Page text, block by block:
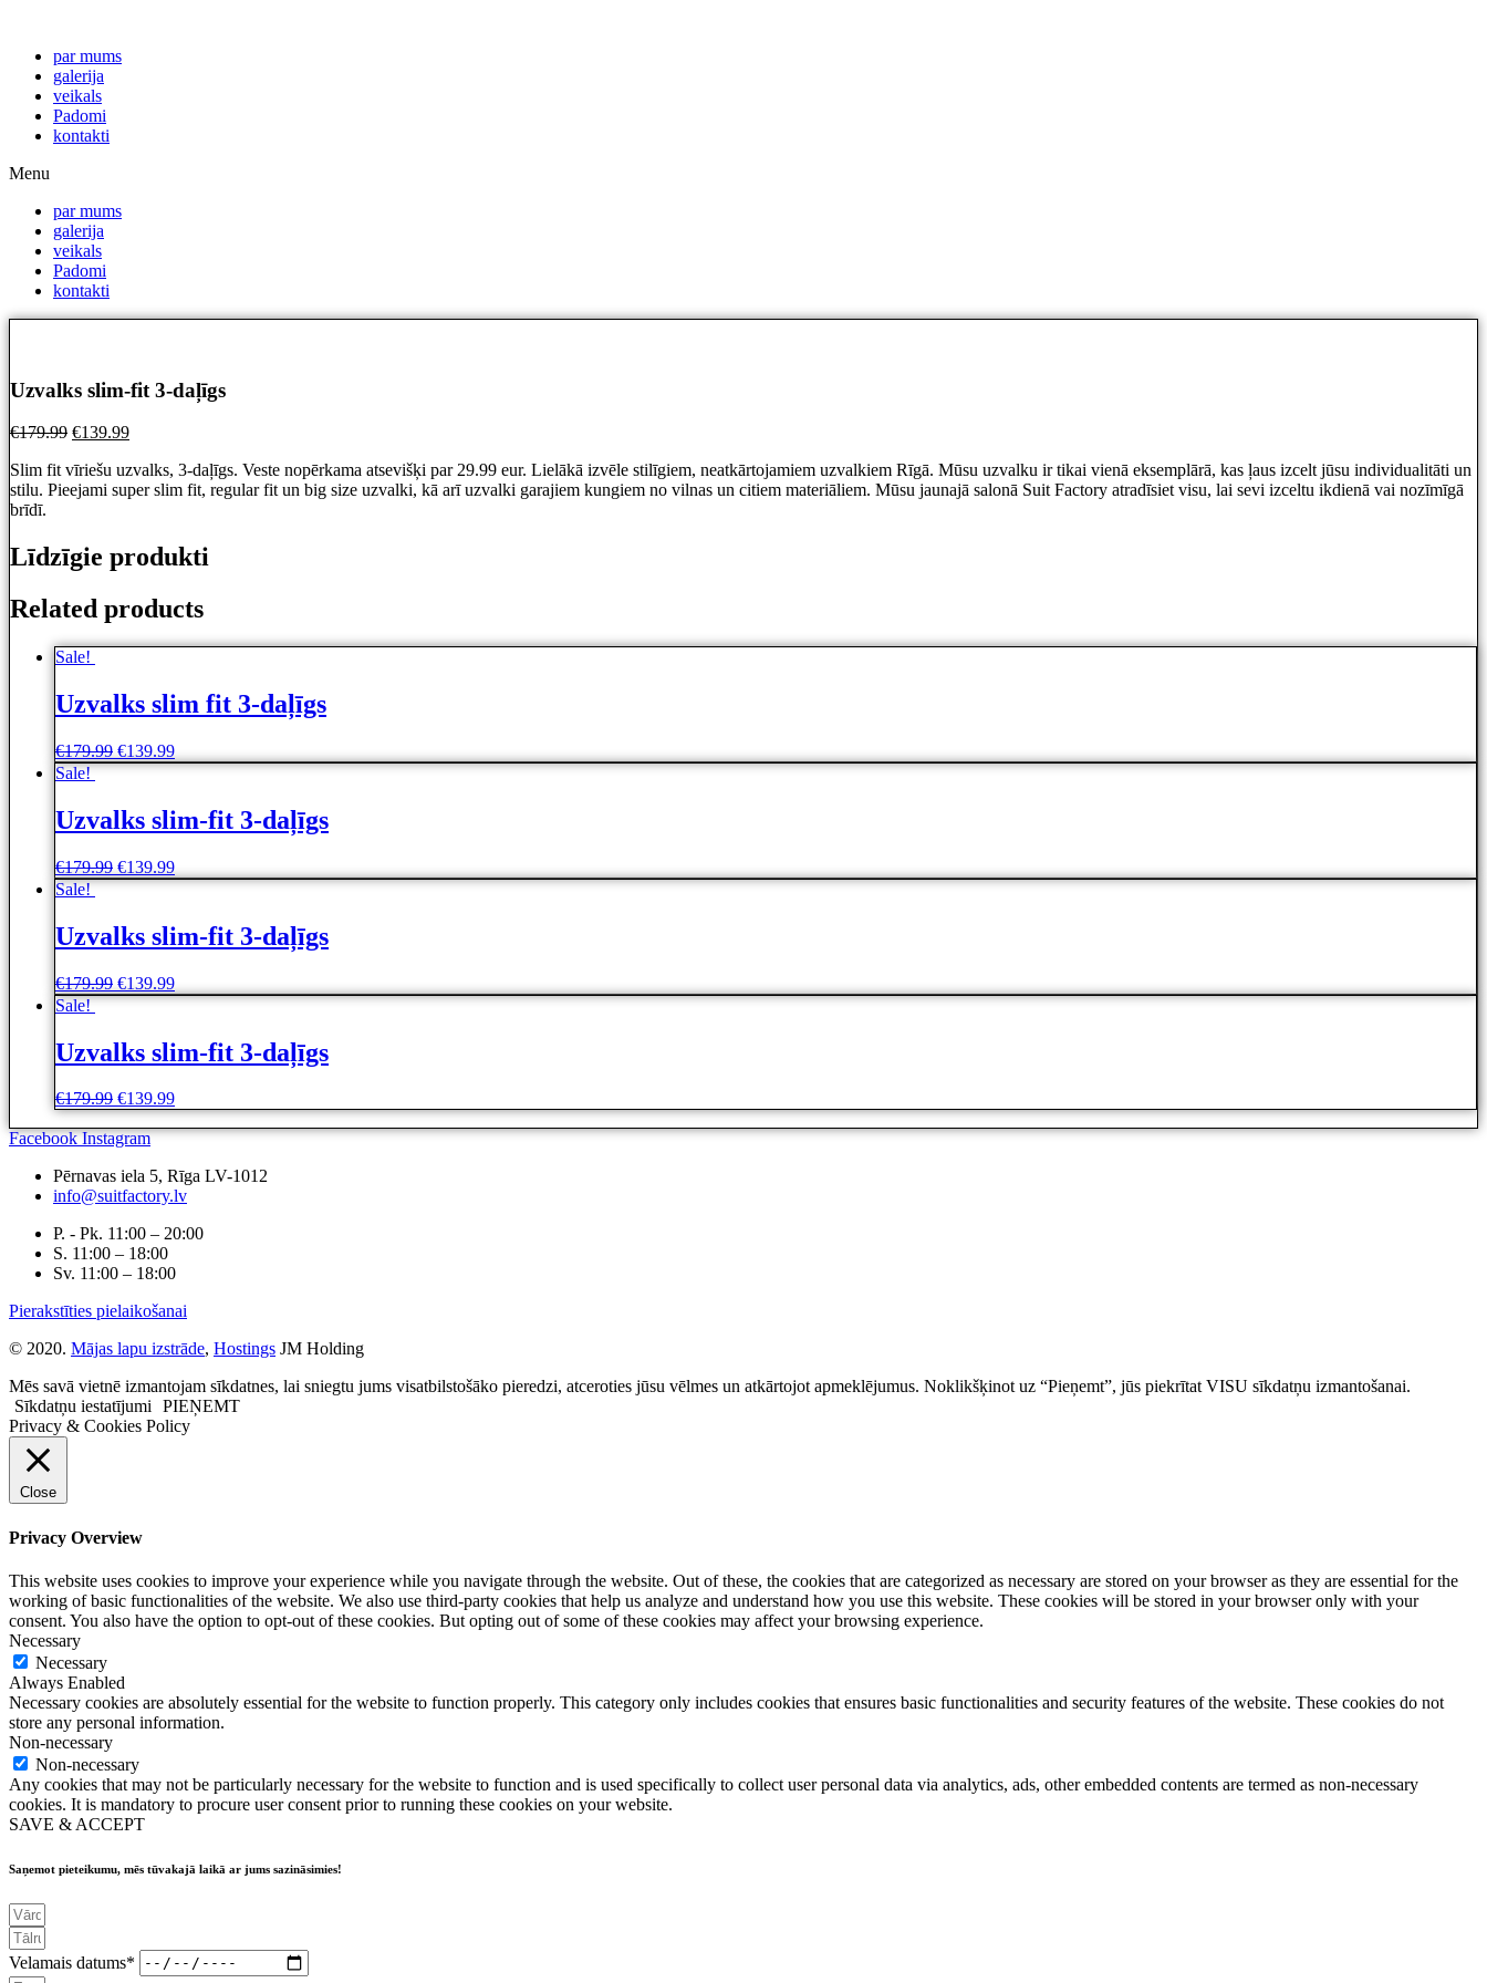
par mums
galerija
veikals
Padomi
kontakti
Menu
par mums
galerija
veikals
Padomi
kontakti
Uzvalks slim-fit 3-daļīgs
€179.99 €139.99
Slim fit vīriešu uzvalks, 3-daļīgs. Veste nopērkama atsevišķi par 29.99 eur. Lielākā izvēle stilīgiem, neatkārtojamiem uzvalkiem Rīgā. Mūsu uzvalku ir tikai vienā eksemplārā, kas ļaus izcelt jūsu individualitāti un
stilu. Pieejami super slim fit, regular fit un big size uzvalki, kā arī uzvalki garajiem kungiem no vilnas un citiem materiāliem. Mūsu jaunajā salonā Suit Factory atradīsiet visu, lai sevi izceltu ikdienā vai nozīmīgā
brīdī.
Līdzīgie produkti
Related products
Sale!
Uzvalks slim fit 3-daļīgs
€179.99 €139.99
Sale!
Uzvalks slim-fit 3-daļīgs
€179.99 €139.99
Sale!
Uzvalks slim-fit 3-daļīgs
€179.99 €139.99
Sale!
Uzvalks slim-fit 3-daļīgs
€179.99 €139.99
Facebook Instagram
Pērnavas iela 5, Rīga LV-1012
info@suitfactory.lv
P. - Pk. 11:00 – 20:00
S. 11:00 – 18:00
Sv. 11:00 – 18:00
Pierakstīties pielaikošanai
© 2020. Mājas lapu izstrāde, Hostings JM Holding
Mēs savā vietnē izmantojam sīkdatnes, lai sniegtu jums visatbilstošāko pieredzi, atceroties jūsu vēlmes un atkārtojot apmeklējumus. Noklikšķinot uz “Pieņemt”, jūs piekrītat VISU sīkdatņu izmantošanai.
Sīkdatņu iestatījumi PIEŅEMT
Privacy & Cookies Policy
Close
Privacy Overview
This website uses cookies to improve your experience while you navigate through the website. Out of these, the cookies that are categorized as necessary are stored on your browser as they are essential for the
working of basic functionalities of the website. We also use third-party cookies that help us analyze and understand how you use this website. These cookies will be stored in your browser only with your
consent. You also have the option to opt-out of these cookies. But opting out of some of these cookies may affect your browsing experience.
Necessary
Necessary
Always Enabled
Necessary cookies are absolutely essential for the website to function properly. This category only includes cookies that ensures basic functionalities and security features of the website. These cookies do not
store any personal information.
Non-necessary
Non-necessary
Any cookies that may not be particularly necessary for the website to function and is used specifically to collect user personal data via analytics, ads, other embedded contents are termed as non-necessary
cookies. It is mandatory to procure user consent prior to running these cookies on your website.
SAVE & ACCEPT
Saņemot pieteikumu, mēs tūvakajā laikā ar jums sazināsimies!
Velamais datums*